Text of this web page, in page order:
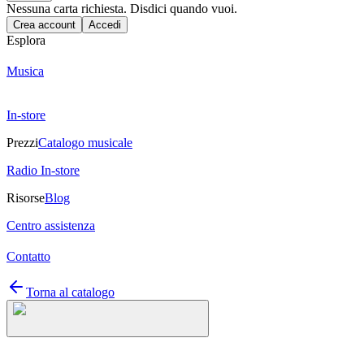
Nessuna carta richiesta. Disdici quando vuoi.
Crea account Accedi
Esplora
Musica
In-store
PrezziCatalogo musicale
Radio In-store
RisorseBlog
Centro assistenza
Contatto
Torna al catalogo